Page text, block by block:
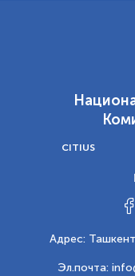
CITIUS
Адрес:
Эл.почта: